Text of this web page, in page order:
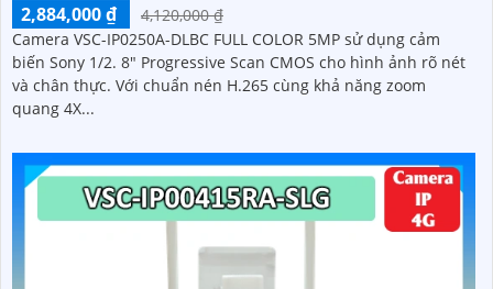
2,884,000 ₫
4,120,000 ₫
Camera VSC-IP0250A-DLBC FULL COLOR 5MP sử dụng cảm
biến Sony 1/2. 8" Progressive Scan CMOS cho hình ảnh rõ nét
và chân thực. Với chuẩn nén H.265 cùng khả năng zoom
quang 4X...